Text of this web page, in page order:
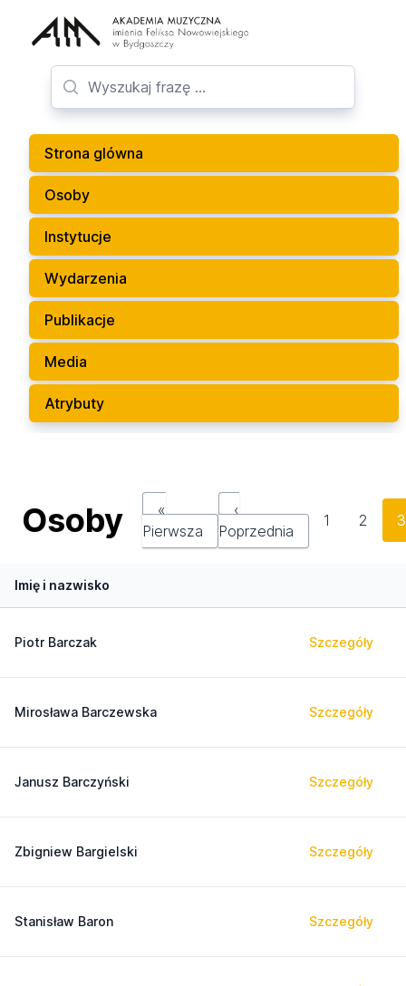
Strona glówna
Osoby
Instytucje
Wydarzenia
Publikacje
Media
Atrybuty
Osoby
«
Pierwsza
‹
Poprzednia
1 2 3
Imię i nazwisko
Piotr Barczak Szczegóły
Mirosława Barczewska Szczegóły
Janusz Barczyński Szczegóły
Zbigniew Bargielski Szczegóły
Stanisław Baron Szczegóły